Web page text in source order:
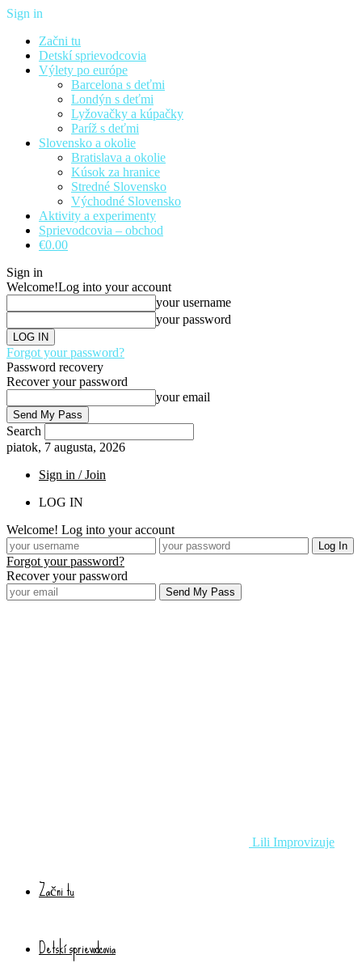
Sign in
Začni tu
Detskí sprievodcovia
Výlety po európe
Barcelona s deťmi
Londýn s deťmi
Lyžovačky a kúpačky
Paríž s deťmi
Slovensko a okolie
Bratislava a okolie
Kúsok za hranice
Stredné Slovensko
Východné Slovensko
Aktivity a experimenty
Sprievodcovia – obchod
€0.00
Sign in
Welcome!Log into your account
your username
your password
Forgot your password?
Password recovery
Recover your password
your email
Search
piatok, 7 augusta, 2026
Sign in / Join
LOG IN
Welcome! Log into your account
Forgot your password?
Recover your password
Lili Improvizuje
Začni tu
Detskí sprievodcovia